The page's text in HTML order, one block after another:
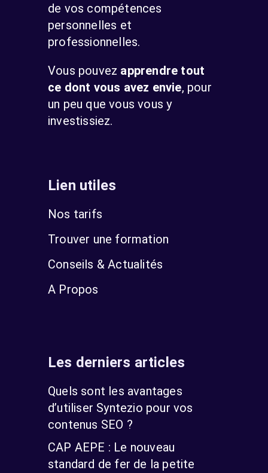
de vos compétences
personnelles et
professionnelles.
Vous pouvez apprendre tout
ce dont vous avez envie, pour
un peu que vous vous y
investissiez.
Lien utiles
Nos tarifs
Trouver une formation
Conseils & Actualités
A Propos
Les derniers articles
Quels sont les avantages
d’utiliser Syntezio pour vos
contenus SEO ?
CAP AEPE : Le nouveau
standard de fer de la petite